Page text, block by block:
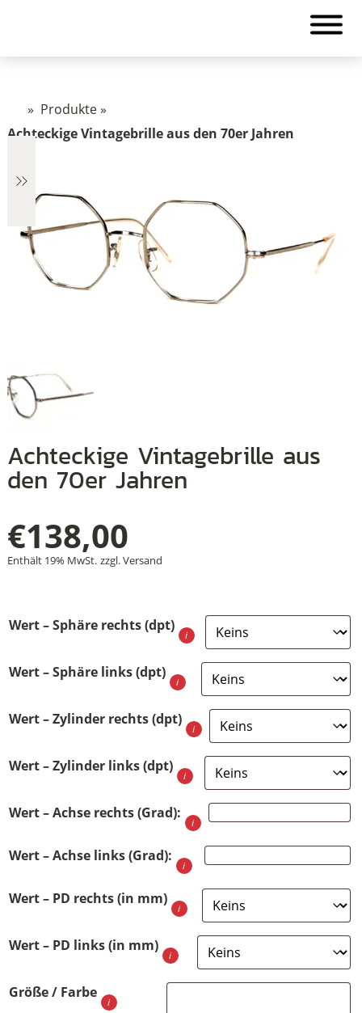
» Produkte»
Achteckige Vintagebrille aus den 70er Jahren
Achteckige Vintagebrille aus
den 70er Jahren
€138,00
Enthält 19% MwSt. zzgl.Versand
Wert – Sphäre rechts (dpt)
Wert – Sphäre links (dpt)
Wert – Zylinder rechts (dpt)
Wert – Zylinder links (dpt)
Wert – Achse rechts (Grad):
Wert – Achse links (Grad):
Wert – PD rechts (in mm)
Wert – PD links (in mm)
Größe / Farbe
+